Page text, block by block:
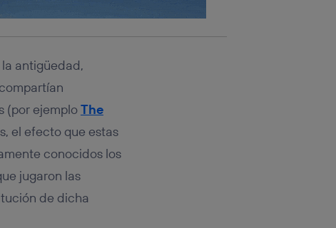
la antigüedad,
(por ejemploThe
el efecto que estas
conocidos los
jugaron las
de dicha